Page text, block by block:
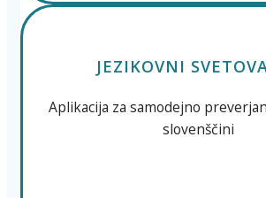
JEZIKOVNI
Aplikacija za samodejno
slovenščini